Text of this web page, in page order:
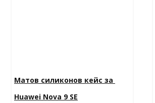
Матов силиконов кейс за
Huawei Nova 9 SE